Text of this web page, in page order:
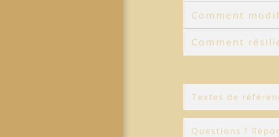
Comment
Comment
Textes de
Questions ?